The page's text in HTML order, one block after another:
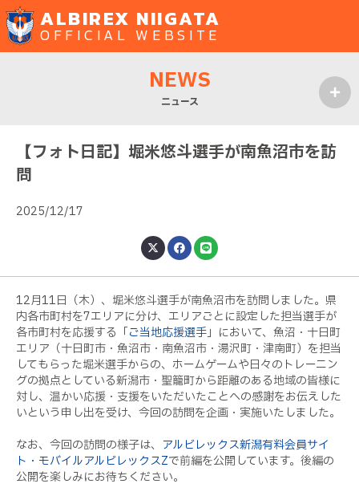
ALBIREX NIIGATA
OFFICIAL WEBSITE
NEWS
ニュース
【フォト日記】堀米悠斗選手が南魚沼市を訪
問
2025/12/17
12月11日（木）、堀米悠斗選手が南魚沼市を訪問しました。県
内各市町村を7エリアに分け、エリアごとに設定した担当選手が
各市町村を応援する「ご当地応援選手」において、魚沼・十日町
エリア（十日町市・魚沼市・南魚沼市・湯沢町・津南町）を担当
してもらった堀米選手からの、ホームゲームや日々のトレーニン
グの拠点としている新潟市・聖籠町から距離のある地域の皆様に
対し、温かい応援・支援をいただいたことへの感謝をお伝えした
いという申し出を受け、今回の訪問を企画・実施いたしました。
なお、今回の訪問の様子は、 アルビレックス新潟有料会員サイ
ト・モバイルアルビレックスZで前編を公開しています。後編の
公開を楽しみにお待ちください。